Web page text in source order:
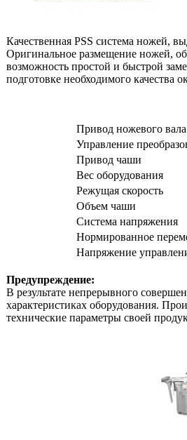
Качественная PSS система ножей,
Оригинальное размещение ножей,
возможность простой и быстрой
подготовке необходимого качества
Привод ножевого вала
Управление
Привод чаши
Вес оборудования
Режущая скорость
Объем чаши
Система напряжения
Нормированное
Напряжение
Предупреждение:
В результате непрерывного
характеристиках оборудования.
технические параметры своей